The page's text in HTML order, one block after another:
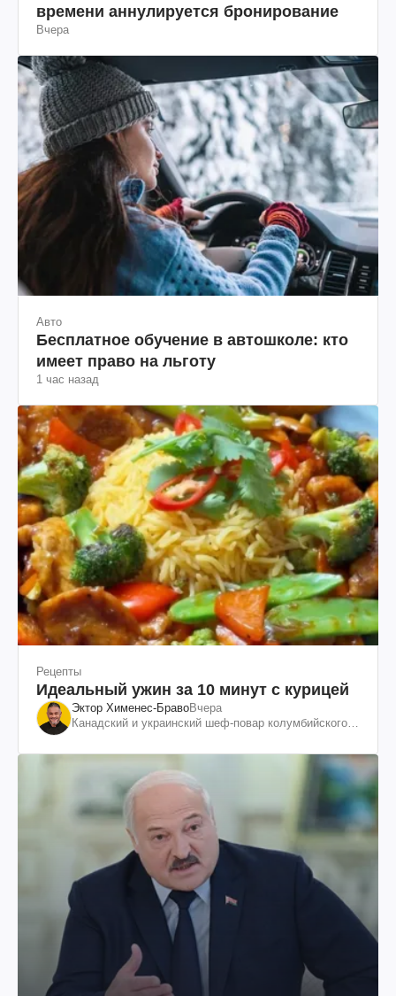
времени аннулируется бронирование
Вчера
Авто
Бесплатное обучение в автошколе: кто
имеет право на льготу
1 час назад
Рецепты
Идеальный ужин за 10 минут с курицей
Эктор Хименес-БравоВчера
Канадский и украинский шеф-повар колумбийского